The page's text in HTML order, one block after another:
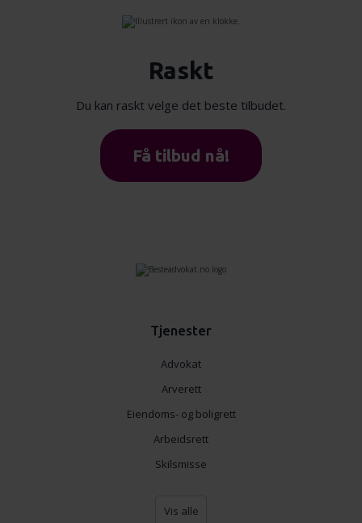
Raskt
Du kan raskt velge det beste tilbudet.
Få tilbud nå!
Tjenester
Advokat
Arverett
Eiendoms- og boligrett
Arbeidsrett
Skilsmisse
Vis alle